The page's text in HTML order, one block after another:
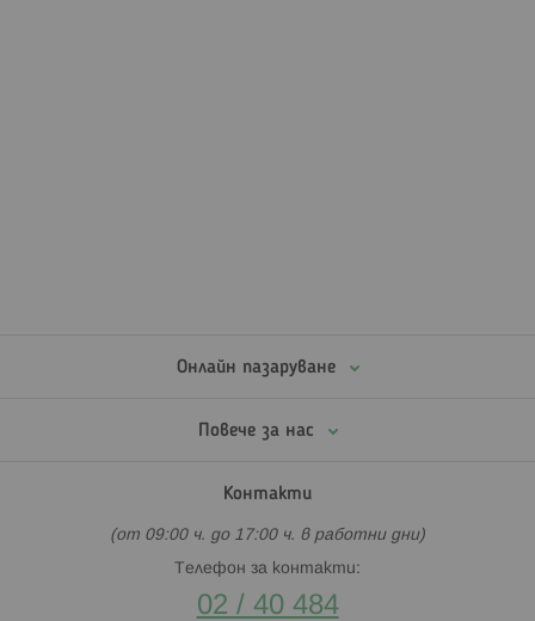
Онлайн пазаруване
Повече за нас
Контакти
(от 09:00 ч. до 17:00 ч. в работни дни)
Телефон за контакти:
02 / 40 484